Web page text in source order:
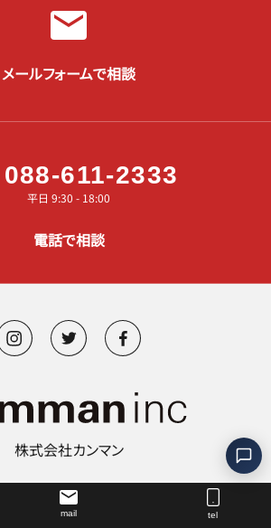
メールフォームで相談
088-611-2333
平日 9:30 - 18:00
電話で相談
株式会社カンマン
©︎ 2000-2026 comman.inc
mail tel